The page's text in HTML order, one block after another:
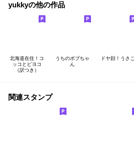
yukkyの他の作品
北海道在住！コ
ッコとピヨコ
（訳つき）
うちのボブちゃ
ん
ドヤ顔！うさこ
関連スタンプ